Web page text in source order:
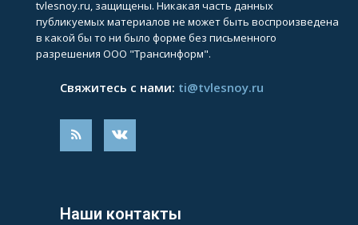
tvlesnoy.ru, защищены. Никакая часть данных
публикуемых материалов не может быть воспроизведена
в какой бы то ни было форме без письменного
разрешения ООО "Трансинформ".
Свяжитесь с нами: ti@tvlesnoy.ru
Наши контакты